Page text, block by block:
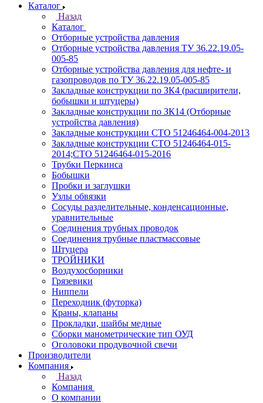
Каталог
Назад
Каталог
Отборные устройства давления
Отборные устройства давления ТУ 36.22.19.05-
005-85
Отборные устройства давления для нефте- и
газопроводов по ТУ 36.22.19.05-005-85
Закладные конструкции по ЗК4 (расширители,
бобышки и штуцеры)
Закладные конструкции по ЗК14 (Отборные
устройства давления)
Закладные конструкции СТО 51246464-004-2013
Закладные конструкции СТО 51246464-015-
2014;СТО 51246464-015-2016
Трубки Перкинса
Бобышки
Пробки и заглушки
Узлы обвязки
Сосуды разделительные, конденсационные,
уравнительные
Соединения трубных проводок
Соединения трубные пластмассовые
Штуцера
ТРОЙНИКИ
Воздухосборники
Грязевики
Ниппели
Переходник (футорка)
Краны, клапаны
Прокладки, шайбы медные
Сборки манометрические тип ОУД
Оголовоки продувочной свечи
Производители
Компания
Назад
Компания
О компании